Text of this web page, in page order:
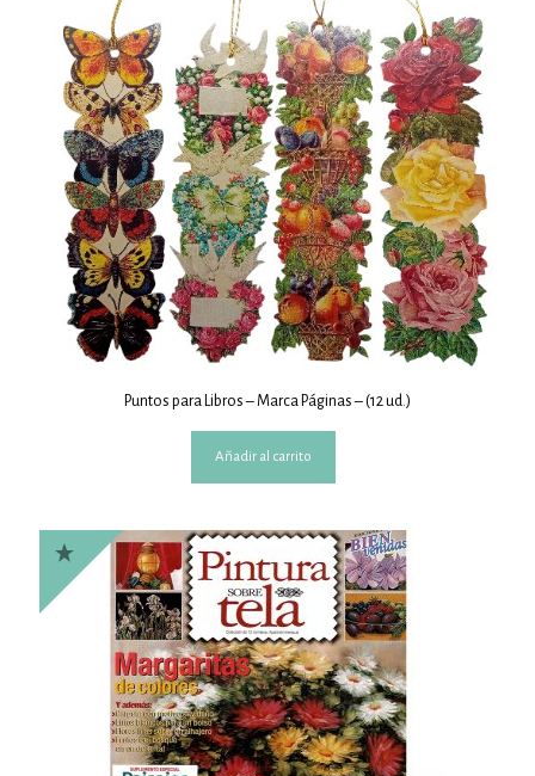
Puntos para Libros – Marca Páginas – (12 ud.)
Añadir al carrito